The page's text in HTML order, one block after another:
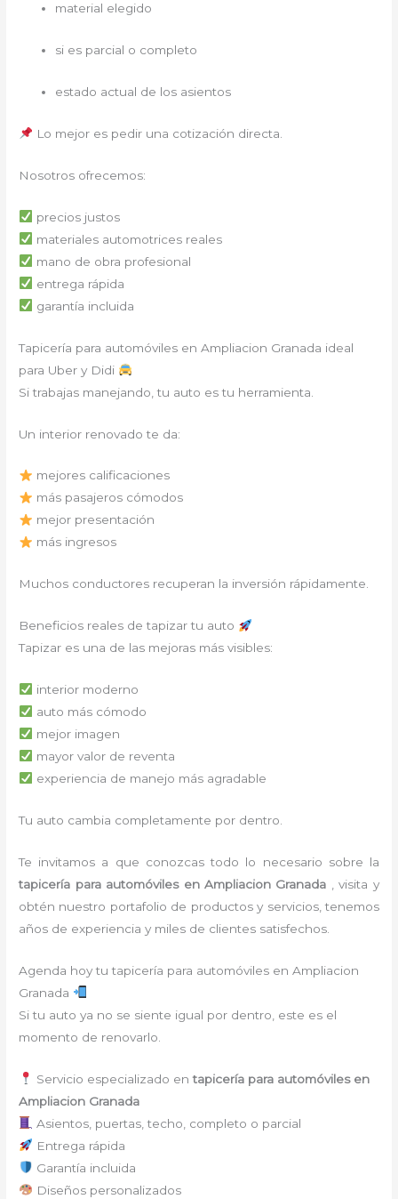
material elegido
si es parcial o completo
estado actual de los asientos
Lo mejor es pedir una cotización directa.
Nosotros ofrecemos:
precios justos
materiales automotrices reales
mano de obra profesional
entrega rápida
garantía incluida
Tapicería para automóviles en Ampliacion Granada ideal
para Uber y Didi
Si trabajas manejando, tu auto es tu herramienta.
Un interior renovado te da:
mejores calificaciones
más pasajeros cómodos
mejor presentación
más ingresos
Muchos conductores recuperan la inversión rápidamente.
Beneficios reales de tapizar tu auto
Tapizar es una de las mejoras más visibles:
interior moderno
auto más cómodo
mejor imagen
mayor valor de reventa
experiencia de manejo más agradable
Tu auto cambia completamente por dentro.
Te invitamos a que conozcas todo lo necesario sobre la
tapicería para automóviles en Ampliacion Granada
, visita y
obtén nuestro portafolio de productos y servicios, tenemos
años de experiencia y miles de clientes satisfechos.
Agenda hoy tu tapicería para automóviles en Ampliacion
Granada
Si tu auto ya no se siente igual por dentro, este es el
momento de renovarlo.
Servicio especializado entapicería para automóviles en
Ampliacion Granada
Asientos, puertas, techo, completo o parcial
Entrega rápida
Garantía incluida
Diseños personalizados